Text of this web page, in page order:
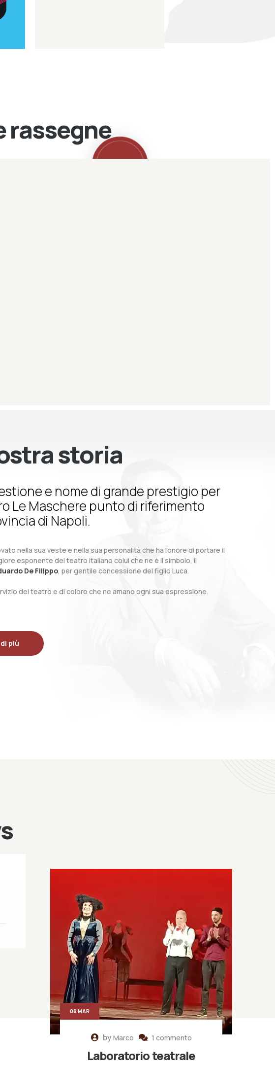
rassegne
storia
e nome di grande prestigio per
Le Maschere punto di riferimento
di Napoli.
nella sua veste e nella sua personalità che ha l’onore di portare il
esponente del teatro italiano colui che ne è il simbolo, il
De Filippo, per gentile concessione del figlio Luca.
del teatro e di coloro che ne amano ogni sua espressione.
più
byMarco 1 commento
Laboratorio teatrale
08 MAR